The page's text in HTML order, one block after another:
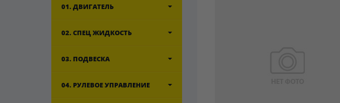
01. ДВИГАТЕЛЬ
02. СПЕЦ ЖИДКОСТЬ
03. ПОДВЕСКА
04. РУЛЕВОЕ УПРАВЛЕНИЕ